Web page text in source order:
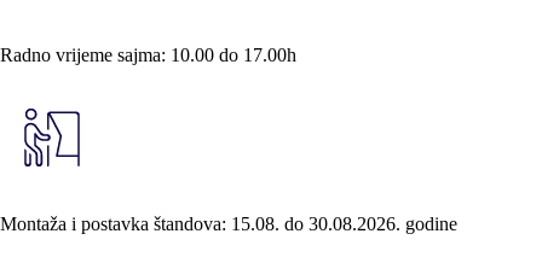
Radno vrijeme sajma: 10.00 do 17.00h
Montaža i postavka štandova: 15.08. do 30.08.2026. godine